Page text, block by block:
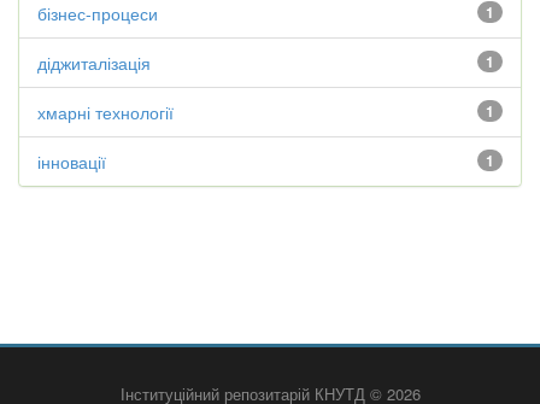
1
бізнес-процеси
1
діджиталізація
1
хмарні технології
1
інновації
Інституційний репозитарій КНУТД © 2026